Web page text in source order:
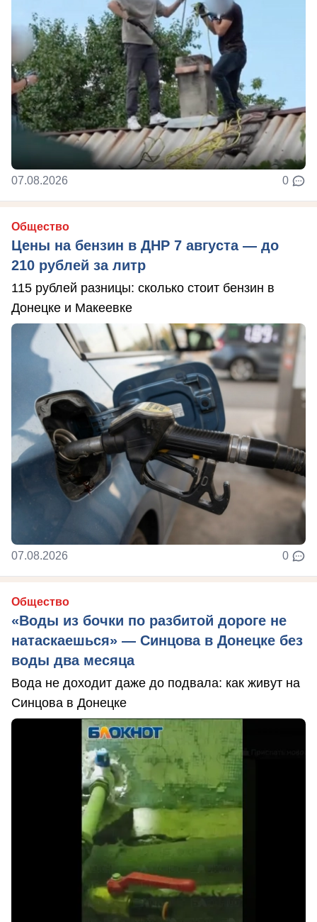
07.08.2026 0
Общество
Цены на бензин в ДНР 7 августа — до
210 рублей за литр
115 рублей разницы: сколько стоит бензин в
Донецке и Макеевке
07.08.2026 0
Общество
«Воды из бочки по разбитой дороге не
натаскаешься» — Синцова в Донецке без
воды два месяца
Вода не доходит даже до подвала: как живут на
Синцова в Донецке